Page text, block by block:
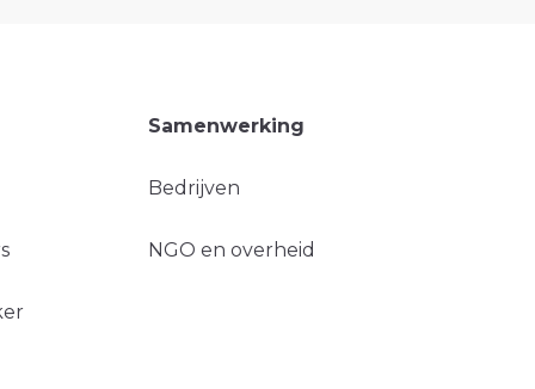
Samenwerking
Bedrijven
NGO en overheid